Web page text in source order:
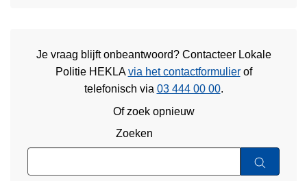
Je vraag blijft onbeantwoord? Contacteer Lokale
Politie HEKLAvia het contactformulierof
telefonisch via 03 444 00 00.
Of zoek opnieuw
Zoeken